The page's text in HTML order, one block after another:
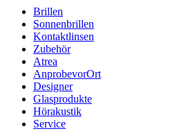
Brillen
Sonnenbrillen
Kontaktlinsen
Zubehör
Atrea
AnprobevorOrt
Designer
Glasprodukte
Hörakustik
Service